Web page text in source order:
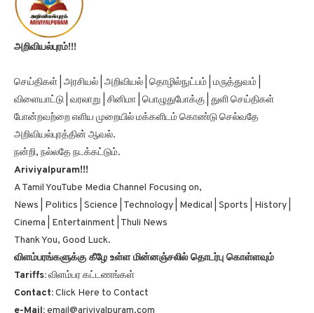
அறிவியல்புரம்!!!
விளையாட்டு | வரலாறு | சினிமா | பொழுதுபோக்கு | துளி செய்திகள்
போன்றவற்றை எளிய முறையில் மக்களிடம் கொண்டு செல்வதே
அறிவியல்புரத்தின் ஆவல்.
நன்றி, நல்லதே நடக்கட்டும்.
Ariviyalpuram!!!
A Tamil YouTube Media Channel Focusing on,
News | Politics | Science | Technology | Medical | Sports | History |
Cinema | Entertainment | Thuli News
Thank You, Good Luck.
விளம்பரங்களுக்கு கீழே உள்ள மின்னஞ்சலில் தொடர்பு கொள்ளவும்
Tariffs:விளம்பர கட்டணங்கள்
Contact:Click Here to Contact
e-Mail: email@ariviyalpuram.com